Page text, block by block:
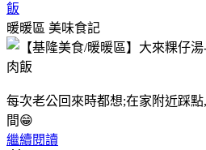
飯
暖暖區 美味食記
每次老公回來時都想;在家附近踩
間😁
繼續閱讀